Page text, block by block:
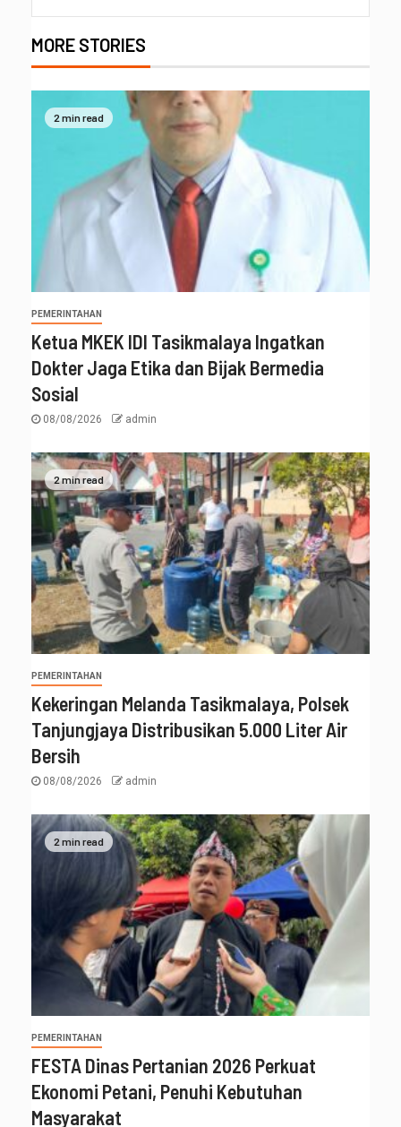
MORE STORIES
2 min read
PEMERINTAHAN
Ketua MKEK IDI Tasikmalaya Ingatkan
Dokter Jaga Etika dan Bijak Bermedia
Sosial
08/08/2026 admin
2 min read
PEMERINTAHAN
Kekeringan Melanda Tasikmalaya, Polsek
Tanjungjaya Distribusikan 5.000 Liter Air
Bersih
08/08/2026 admin
2 min read
PEMERINTAHAN
FESTA Dinas Pertanian 2026 Perkuat
Ekonomi Petani, Penuhi Kebutuhan
Masyarakat